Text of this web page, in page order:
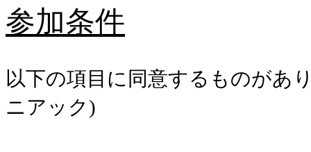
参加条件
以下の項目に同意するものがあ
ニアック)